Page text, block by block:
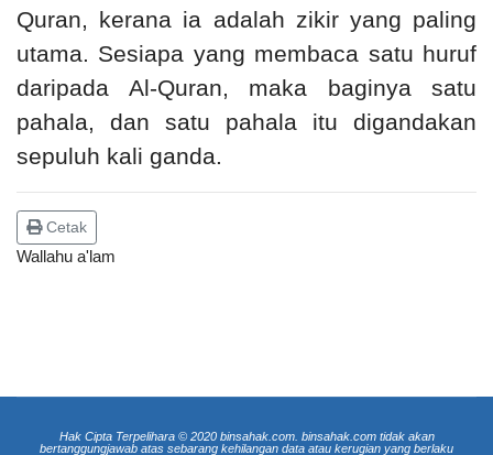
Quran, kerana ia adalah zikir yang paling
utama. Sesiapa yang membaca satu huruf
daripada Al-Quran, maka baginya satu
pahala, dan satu pahala itu digandakan
sepuluh kali ganda.
Cetak
Wallahu a'lam
Hak Cipta Terpelihara © 2020 binsahak.com. binsahak.com tidak akan
bertanggungjawab atas sebarang kehilangan data atau kerugian yang berlaku